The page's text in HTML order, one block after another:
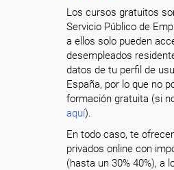
Los cursos gratuitos
Servicio Público de
a ellos solo pueden
desempleados
datos de tu perfil de
España, por lo que no
formación gratuita (si
aquí).
En todo caso, te
privados online con
(hasta un 30% 40%), a